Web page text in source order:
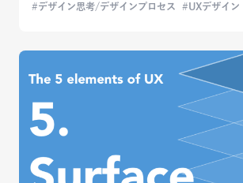
デザイン思考/デザインプロセス UXデザイン